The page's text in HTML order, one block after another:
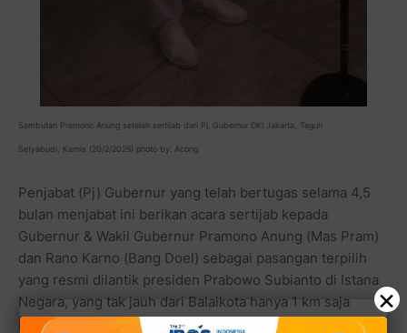
Sambutan Pramono Anung setelah sertijab dari Pj. Gubernur DKI Jakarta, Teguh
Setyabudi, Kamis (20/2/2025) photo by: Acong
Penjabat (Pj) Gubernur yang telah bertugas selama 4,5
bulan menjabat ini berikan acara sertijab kepada
Gubernur & Wakil Gubernur Pramono Anung (Mas Pram)
dan Rano Karno (Bang Doel) sebagai pasangan terpilih
yang resmi dilantik presiden Prabowo Subianto di Istana
Negara, yang tak jauh dari Balaikota hanya 1 km saja
berjalan kaki.
×